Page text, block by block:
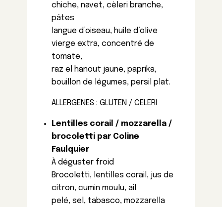
chiche, navet, cèleri branche,
pâtes
langue d’oiseau, huile d’olive
vierge extra, concentré de
tomate,
raz el hanout jaune, paprika,
bouillon de légumes, persil plat.
ALLERGENES : GLUTEN / CELERI
Lentilles corail / mozzarella /
brocoletti par Coline
Faulquier
À déguster froid
Brocoletti, lentilles corail, jus de
citron, cumin moulu, ail
pelé, sel, tabasco, mozzarella